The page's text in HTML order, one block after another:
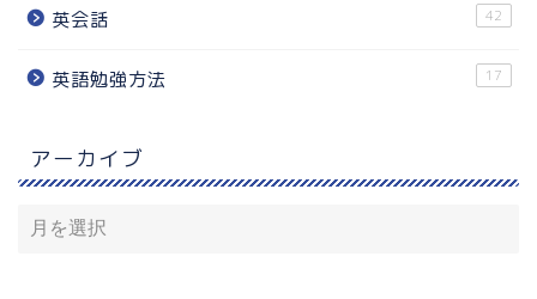
英会話 42
英語勉強方法 17
アーカイブ